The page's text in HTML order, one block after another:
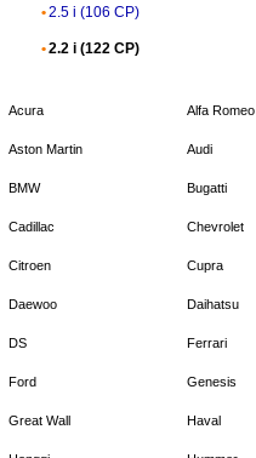
2.5 i (106 CP)
2.2 i (122 CP)
Acura Alfa Romeo
Aston Martin Audi
BMW Bugatti
Cadillac Chevrolet
Citroen Cupra
Daewoo Daihatsu
DS Ferrari
Ford Genesis
Great Wall Haval